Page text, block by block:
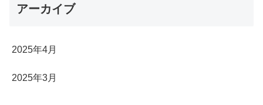
アーカイブ
2025年4月
2025年3月